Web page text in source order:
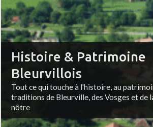
Histoire & Patrimoine
Bleurvillois
Tout ce qui touche à l'histoire, au
traditions de Bleurville, des Vosges et de
nôtre